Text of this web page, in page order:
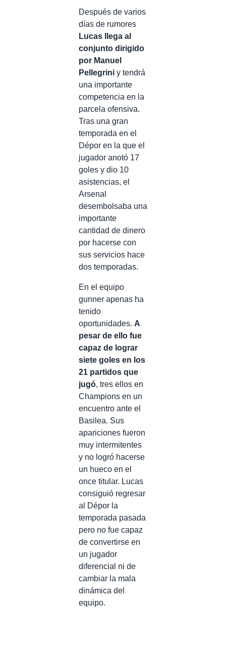
Después de varios
días de rumores
Lucas llega al
conjunto dirigido
por Manuel
Pellegrini y tendrá
una importante
competencia en la
parcela ofensiva.
Tras una gran
temporada en el
Dépor en la que el
jugador anotó 17
goles y dio 10
asistencias, el
Arsenal
desembolsaba una
importante
cantidad de dinero
por hacerse con
sus servicios hace
dos temporadas.
En el equipo
gunner apenas ha
tenido
oportunidades. A
pesar de ello fue
capaz de lograr
siete goles en los
21 partidos que
jugó, tres ellos en
Champions en un
encuentro ante el
Basilea. Sus
apariciones fueron
muy intermitentes
y no logró hacerse
un hueco en el
once titular. Lucas
consiguió regresar
al Dépor la
temporada pasada
pero no fue capaz
de convertirse en
un jugador
diferencial ni de
cambiar la mala
dinámica del
equipo.